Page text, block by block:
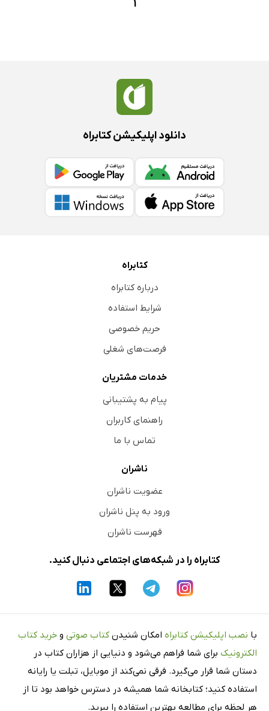
1
دانلود اپلیکیشن کتابراه
کتابراه
درباره کتابراه
شرایط استفاده
حریم خصوصی
فرصت‌های شغلی
خدمات مشتریان
پیام به پشتیبانی
راهنمای کاربران
تماس با ما
ناشران
عضویت ناشران
ورود به پنل ناشران
فهرست ناشران
کتابراه را در شبکه‌های اجتماعی دنبال کنید.
با نصب اپلیکیشن کتابراه امکان شنیدن کتاب صوتی و خرید کتاب
الکترونیک برای شما فراهم می‌شود و دنیایی از هزاران کتاب در
دستان شما قرار می‌گیرد. فرقی نمی‌کند از موبایل، تبلت یا رایانه
استفاده کنید؛ کتابخانه شما همیشه در دسترس خواهد بود تا از
هر لحظه برای مطالعه بهترین استفاده را ببرید.